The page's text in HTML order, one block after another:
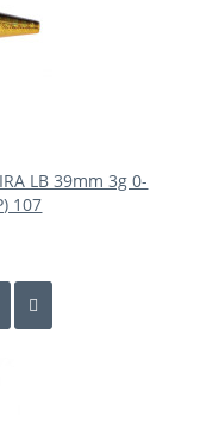
LB 39mm 3g 0-
107